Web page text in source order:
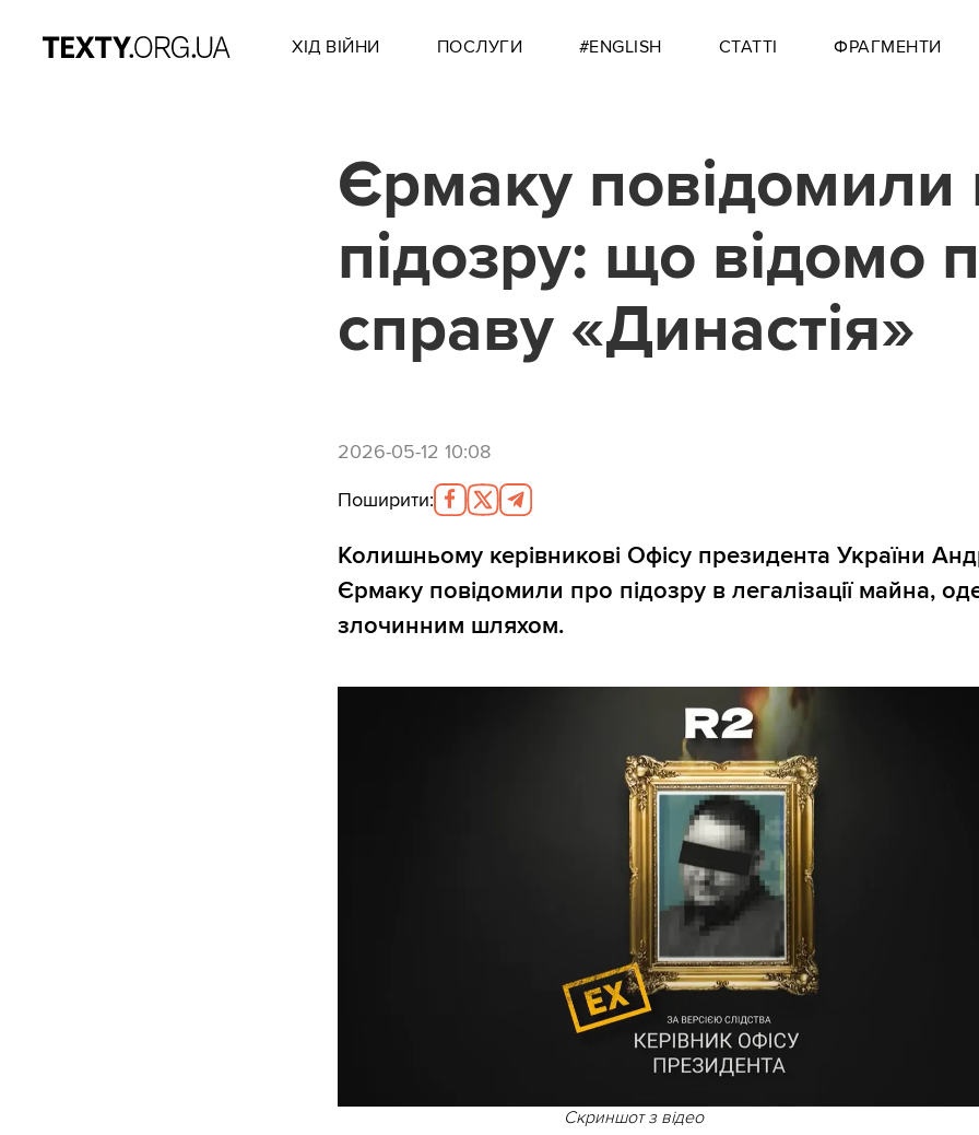
ХІД ВІЙНИ ПОСЛУГИ #ENGLISH СТАТТІ ФРАГМЕНТИ
Єрмаку повідомили
підозру: що відомо
справу «Династія»
2026-05-12 10:08
Поширити:
Колишньому керівникові Офісу президента України
Єрмаку повідомили про підозру в легалізації майна,
злочинним шляхом.
Скриншот з відео